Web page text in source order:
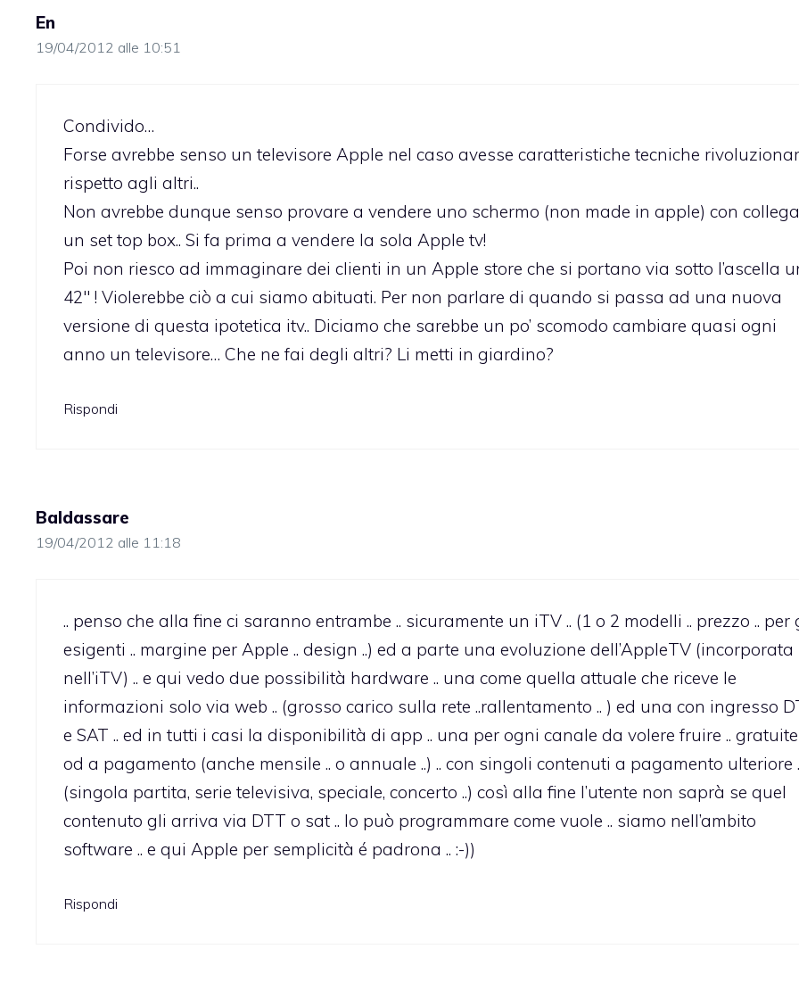
En
19/04/2012 alle 10:51
Condivido…
Forse avrebbe senso un televisore Apple nel caso avesse caratteristiche tecniche
rispetto agli altri..
Non avrebbe dunque senso provare a vendere uno schermo (non made in apple) con
un set top box.. Si fa prima a vendere la sola Apple tv!
Poi non riesco ad immaginare dei clienti in un Apple store che si portano via sotto l’ascella
42″ ! Violerebbe ciò a cui siamo abituati. Per non parlare di quando si passa ad una nuova
versione di questa ipotetica itv.. Diciamo che sarebbe un po’ scomodo cambiare quasi ogni
anno un televisore… Che ne fai degli altri? Li metti in giardino?
Rispondi
Baldassare
19/04/2012 alle 11:18
.. penso che alla fine ci saranno entrambe .. sicuramente un iTV .. (1 o 2 modelli .. prezzo .. per
esigenti .. margine per Apple .. design ..) ed a parte una evoluzione dell’AppleTV (incorporata
nell’iTV) .. e qui vedo due possibilità hardware .. una come quella attuale che riceve le
informazioni solo via web .. (grosso carico sulla rete ..rallentamento .. ) ed una con ingresso
e SAT .. ed in tutti i casi la disponibilità di app .. una per ogni canale da volere fruire .. gratuite
od a pagamento (anche mensile .. o annuale ..) .. con singoli contenuti a pagamento ulteriore
(singola partita, serie televisiva, speciale, concerto ..) così alla fine l’utente non saprà se quel
contenuto gli arriva via DTT o sat .. lo può programmare come vuole .. siamo nell’ambito
software .. e qui Apple per semplicità é padrona .. :-))
Rispondi